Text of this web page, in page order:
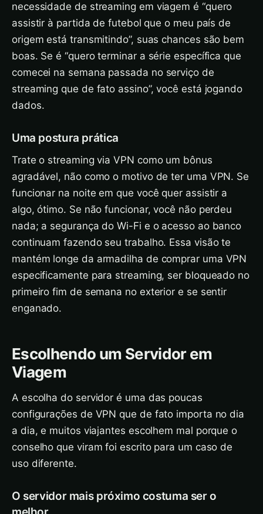
necessidade de streaming em viagem é “quero
assistir à partida de futebol que o meu país de
origem está transmitindo”, suas chances são bem
boas. Se é “quero terminar a série específica que
comecei na semana passada no serviço de
streaming que de fato assino”, você está jogando
dados.
Uma postura prática
Trate o streaming via VPN como um bônus
agradável, não como o motivo de ter uma VPN. Se
funcionar na noite em que você quer assistir a
algo, ótimo. Se não funcionar, você não perdeu
nada; a segurança do Wi-Fi e o acesso ao banco
continuam fazendo seu trabalho. Essa visão te
mantém longe da armadilha de comprar uma VPN
especificamente para streaming, ser bloqueado no
primeiro fim de semana no exterior e se sentir
enganado.
Escolhendo um Servidor em
Viagem
A escolha do servidor é uma das poucas
configurações de VPN que de fato importa no dia
a dia, e muitos viajantes escolhem mal porque o
conselho que viram foi escrito para um caso de
uso diferente.
O servidor mais próximo costuma ser o